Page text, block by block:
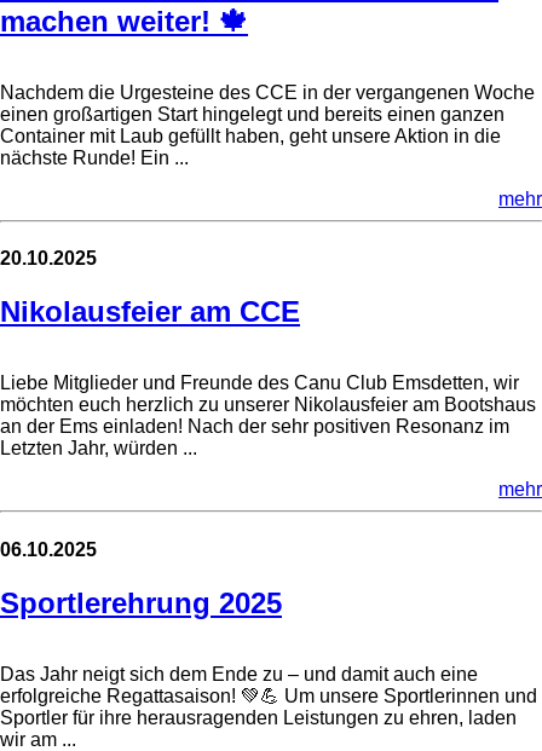
machen weiter! 🍁
Nachdem die Urgesteine des CCE in der vergangenen Woche
einen großartigen Start hingelegt und bereits einen ganzen
Container mit Laub gefüllt haben, geht unsere Aktion in die
nächste Runde! Ein ...
mehr
20.10.2025
Nikolausfeier am CCE
Liebe Mitglieder und Freunde des Canu Club Emsdetten, wir
möchten euch herzlich zu unserer Nikolausfeier am Bootshaus
an der Ems einladen! Nach der sehr positiven Resonanz im
Letzten Jahr, würden ...
mehr
06.10.2025
Sportlerehrung 2025
Das Jahr neigt sich dem Ende zu – und damit auch eine
erfolgreiche Regattasaison! 💚💪 Um unsere Sportlerinnen und
Sportler für ihre herausragenden Leistungen zu ehren, laden
wir am ...